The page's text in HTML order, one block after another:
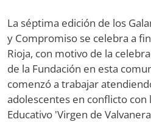
La séptima edición de los
y Compromiso se celebra a
Rioja, con motivo de la
de la Fundación en esta
comenzó a trabajar
adolescentes en conflicto con
Educativo 'Virgen de